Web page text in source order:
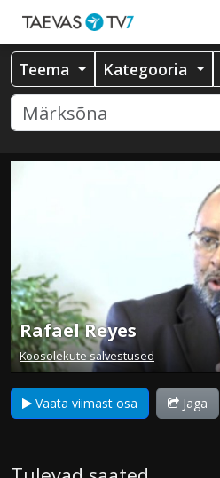
Teema Kategooria
Rafael Reyes
Koosolekute salvestused
Vaata viimast osa Jaga